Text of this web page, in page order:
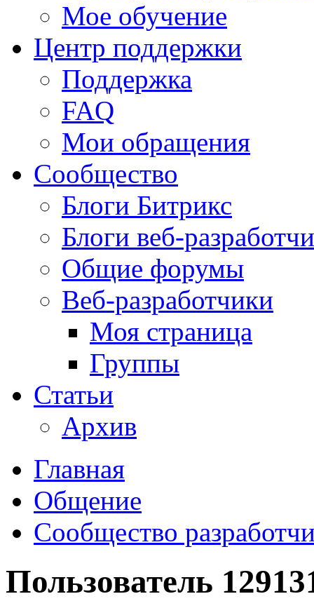
Мое обучение
Центр поддержки
Поддержка
FAQ
Мои обращения
Сообщество
Блоги Битрикс
Блоги веб-
Общие форумы
Веб-разработчики
Моя страница
Группы
Статьи
Архив
Главная
Общение
Сообщество
Пользователь